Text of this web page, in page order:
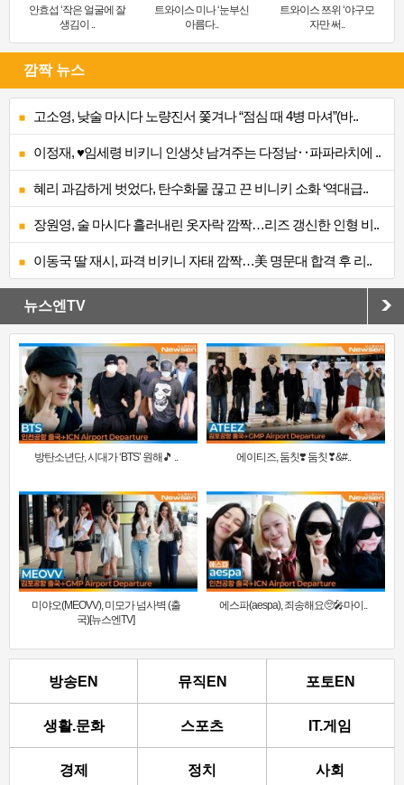
안효섭 ‘작은 얼굴에 잘
생김이 ..
트와이스 미나 ‘눈부신
아름다..
트와이스 쯔위 ‘야구모
자만 써..
깜짝 뉴스
고소영, 낮술 마시다 노량진서 쫓겨나 “점심 때 4병 마셔”(바..
이정재, ♥임세령 비키니 인생샷 남겨주는 다정남‥파파라치에 ..
혜리 과감하게 벗었다, 탄수화물 끊고 끈 비니키 소화 ‘역대급..
장원영, 술 마시다 흘러내린 옷자락 깜짝…리즈 갱신한 인형 비..
이동국 딸 재시, 파격 비키니 자태 깜짝…美 명문대 합격 후 리..
뉴스엔TV
방탄소년단, 시대가 ‘BTS’ 원해🎵 .. 에이티즈, 둠칫❣️ 둠칫❣&#..
미야오(MEOVV), 미모가 넘사벽 (출
국)[뉴스엔TV]
에스파(aespa), 죄송해요🥺🎤마이..
방송EN 뮤직EN 포토EN
생활.문화 스포츠 IT.게임
경제 정치 사회